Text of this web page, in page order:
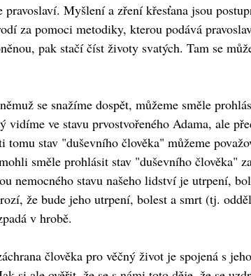
pravoslaví. Myšlení a zření křesťana jsou
za pomoci metodiky, kterou podává
pak stačí číst životy svatých. Tam se
se snažíme dospět, můžeme směle
vidíme ve stavu prvostvořeného Adama, ale
stav "duševního člověka" můžeme
směle prohlásit stav "duševního člověka"
nemocného stavu našeho lidství je utrpení,
že bude jeho utrpení, bolest a smrt (tj.
v hrobě.
člověka pro věčný život je spojená s